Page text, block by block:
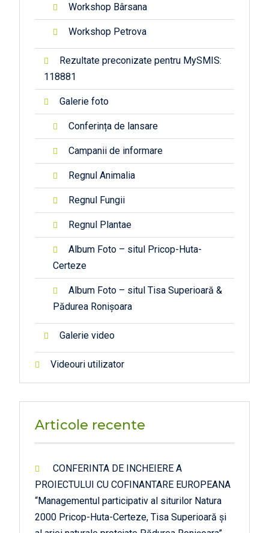
Workshop Bârsana
Workshop Petrova
Rezultate preconizate pentru MySMIS:
118881
Galerie foto
Conferința de lansare
Campanii de informare
Regnul Animalia
Regnul Fungii
Regnul Plantae
Album Foto – situl Pricop-Huta-
Certeze
Album Foto – situl Tisa Superioară &
Pădurea Ronișoara
Galerie video
Videouri utilizator
Articole recente
CONFERINTA DE INCHEIERE A
PROIECTULUI CU COFINANTARE EUROPEANA
“Managementul participativ al siturilor Natura
2000 Pricop-Huta-Certeze, Tisa Superioară și